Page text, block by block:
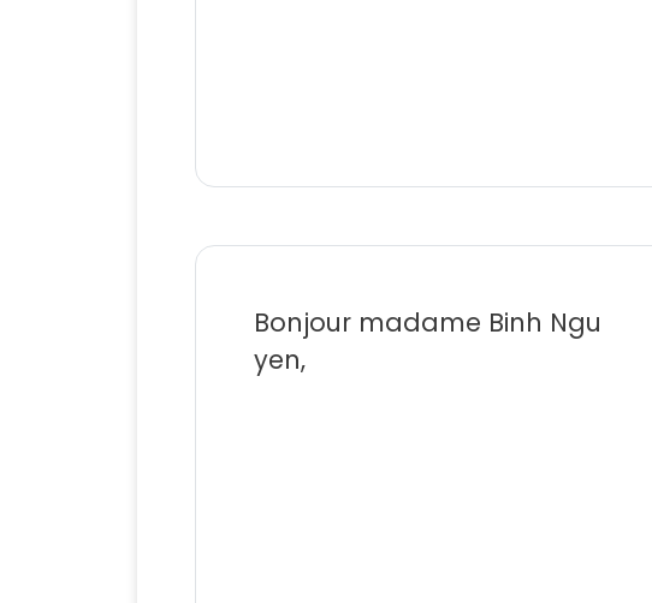
Bonjour madame Binh Ngu
yen,